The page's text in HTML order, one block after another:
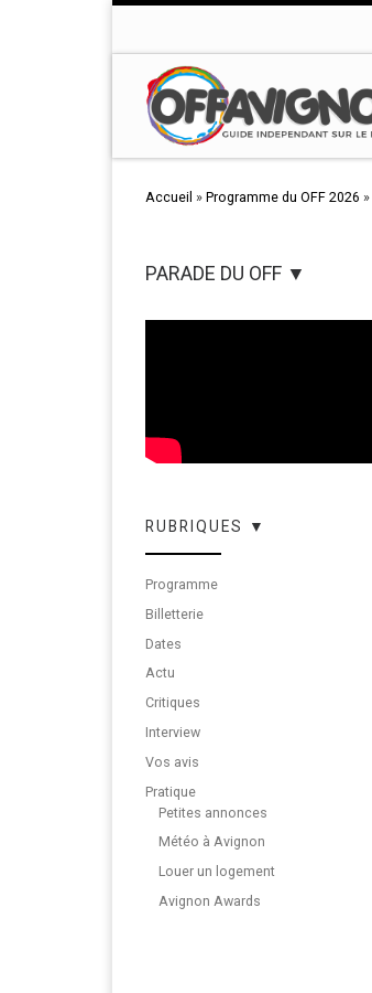
Accueil » Programme du OFF 2026 »
PARADE DU OFF ▼
RUBRIQUES ▼
Programme
Billetterie
Dates
Actu
Critiques
Interview
Vos avis
Pratique
Petites annonces
Météo à Avignon
Louer un logement
Avignon Awards